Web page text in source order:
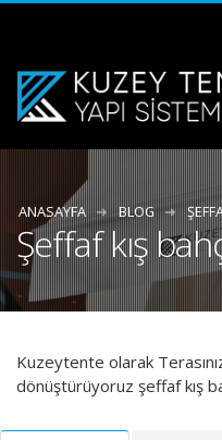
ANASAYFA BLOG
Şeffaf kış
Kuzeytente olarak
dönüştürüyoruz şeffaf kış